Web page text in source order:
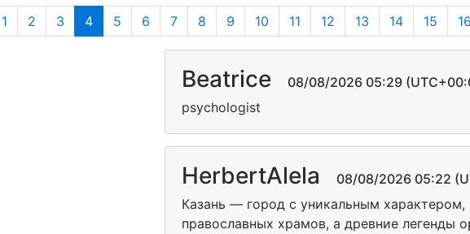
1 2 3 4 5 6 7 8 9 10 11 12 13 14 15 16
Beatrice08/08/2026 05:29
psychologist
HerbertAlela 08/08/2026 05:22
Казань — город с уникальным
православных храмов, а древние легенды